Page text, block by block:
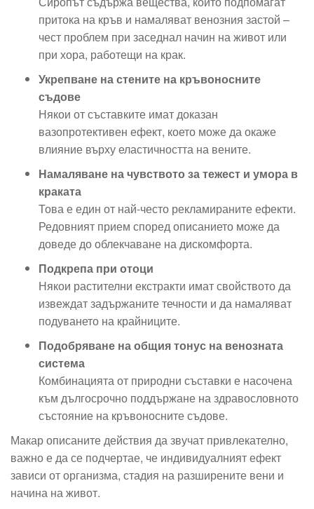
притока на кръв и намаляват венозния застой –
чест проблем при заседнал начин на живот или
при хора, работещи на крак.
Укрепване на стените на кръвоносните
съдове
Някои от съставките имат доказан
вазопротективен ефект, което може да окаже
влияние върху еластичността на вените.
Намаляване на чувството за тежест и умора в
краката
Това е един от най-често рекламираните ефекти.
Редовният прием според описанието може да
доведе до облекчаване на дискомфорта.
Подкрепа при отоци
Някои растителни екстракти имат свойството да
извеждат задържаните течности и да намаляват
подуването на крайниците.
Подобряване на общия тонус на венозната
система
Комбинацията от природни съставки е насочена
към дългосрочно поддържане на здравословното
състояние на кръвоносните съдове.
Макар описаните действия да звучат привлекателно,
важно е да се подчертае, че индивидуалният ефект
зависи от организма, стадия на разширените вени и
начина на живот.